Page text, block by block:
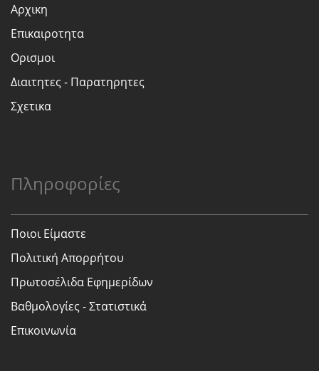
Αρχικη
Επικαιροτητα
Ορισμοι
Διαιτητες - Παρατηρητες
Σχετικα
Πληροφορίες
Ποιοι Είμαστε
Πολιτική Απορρήτου
Πρωτοσέλιδα Εφημερίδων
Βαθμολογίες - Στατιστικά
Επικοινωνία